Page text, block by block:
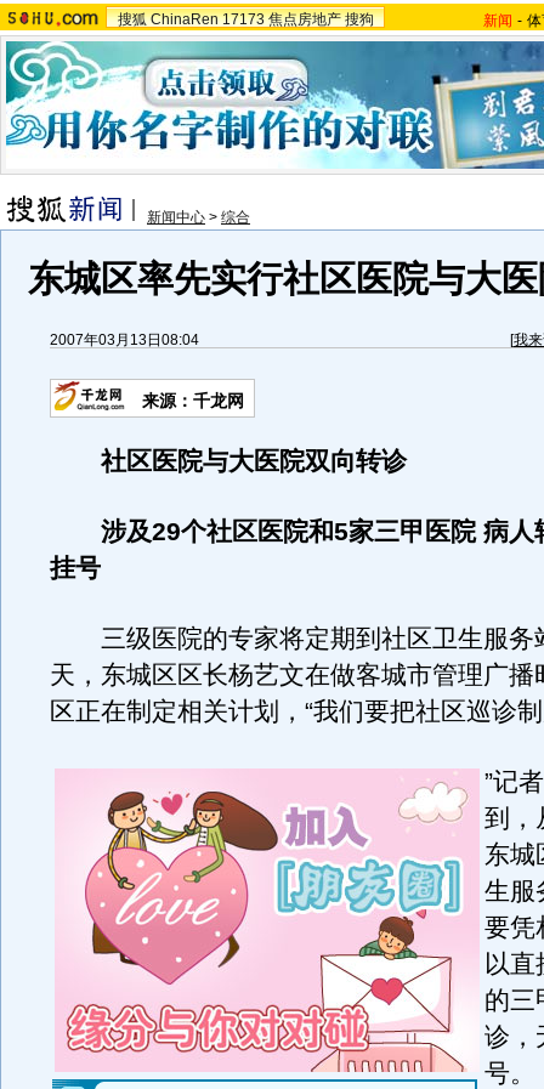
搜狐 ChinaRen 17173 焦点房地产 搜狗 新闻 -
新闻中心 > 综合
东城区率先实行社区医院与大
2007年03月13日08:04 [我
来源：千龙网
社区医院与大医院双向转诊
涉及29个社区医院和5家三甲医院 病人
挂号
三级医院的专家将定期到社区卫生服务
天，东城区区长杨艺文在做客城市管理广播
区正在制定相关计划，“我们要把社区巡诊
”记
到，
东城
生服
要凭
以
的三
诊，
号。